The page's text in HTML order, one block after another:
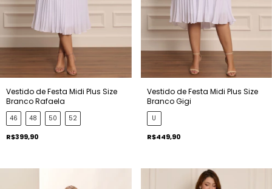
Vestido de Festa Midi Plus Size
Branco Rafaela
46 48 50 52
R$399,90
Vestido de Festa Midi Plus Size
Branco Gigi
U
R$449,90